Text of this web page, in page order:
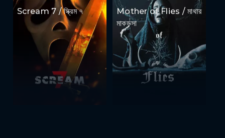
Scream 7 / স্ক্রিম ৭
Mother of Flies / মাথার
মাকড়সা